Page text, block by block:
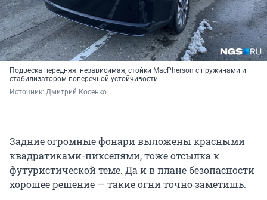
Подвеска передняя: независимая, стойки MacPherson с пружинами и
стабилизатором поперечной устойчивости
Источник: Дмитрий Косенко
Задние огромные фонари выложены красными
квадратиками-пикселями, тоже отсылка к
футуристической теме. Да и в плане безопасности
хорошее решение — такие огни точно заметишь.